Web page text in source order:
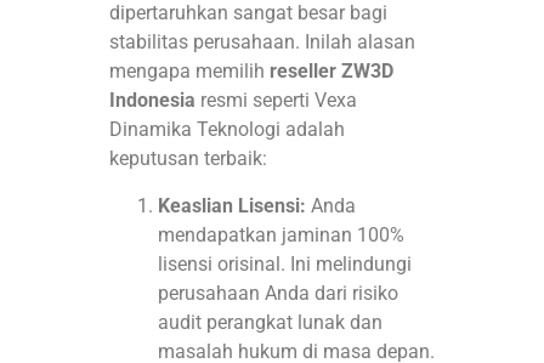
dipertaruhkan sangat besar bagi
stabilitas perusahaan. Inilah alasan
mengapa memilih reseller ZW3D
Indonesia resmi seperti Vexa
Dinamika Teknologi adalah
keputusan terbaik:
Keaslian Lisensi: Anda
mendapatkan jaminan 100%
lisensi orisinal. Ini melindungi
perusahaan Anda dari risiko
audit perangkat lunak dan
masalah hukum di masa depan.